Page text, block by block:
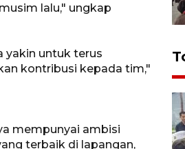
lalu," ungkap
yakin untuk terus
kontribusi kepada tim,"
mempunyai ambisi
terbaik di lapangan,